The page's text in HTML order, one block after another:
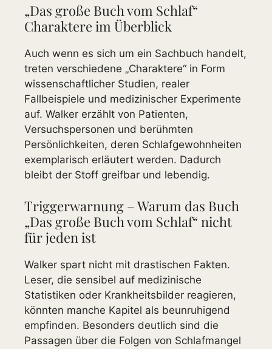
„Das große Buch vom Schlaf“
Charaktere im Überblick
Auch wenn es sich um ein Sachbuch handelt,
treten verschiedene „Charaktere“ in Form
wissenschaftlicher Studien, realer
Fallbeispiele und medizinischer Experimente
auf. Walker erzählt von Patienten,
Versuchspersonen und berühmten
Persönlichkeiten, deren Schlafgewohnheiten
exemplarisch erläutert werden. Dadurch
bleibt der Stoff greifbar und lebendig.
Triggerwarnung – Warum das Buch
„Das große Buch vom Schlaf“ nicht
für jeden ist
Walker spart nicht mit drastischen Fakten.
Leser, die sensibel auf medizinische
Statistiken oder Krankheitsbilder reagieren,
könnten manche Kapitel als beunruhigend
empfinden. Besonders deutlich sind die
Passagen über die Folgen von Schlafmangel